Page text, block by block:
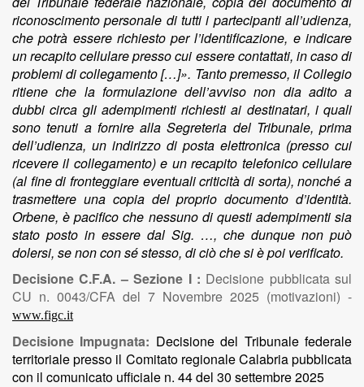
riconoscimento personale di tutti i partecipanti all’udienza,
che potrà essere richiesto per l’identificazione, e indicare
un recapito cellulare presso cui essere contattati, in caso di
problemi di collegamento […]». Tanto premesso, il Collegio
ritiene che la formulazione dell’avviso non dia adito a
dubbi circa gli adempimenti richiesti ai destinatari, i quali
sono tenuti a fornire alla Segreteria del Tribunale, prima
dell’udienza, un indirizzo di posta elettronica (presso cui
ricevere il collegamento) e un recapito telefonico cellulare
(al fine di fronteggiare eventuali criticità di sorta), nonché a
trasmettere una copia del proprio documento d’identità.
Orbene, è pacifico che nessuno di questi adempimenti sia
stato posto in essere dal Sig. …, che dunque non può
dolersi, se non con sé stesso, di ciò che si è poi verificato.
Decisione C.F.A. – Sezione I : Decisione pubblicata sul
CU n. 0043/CFA del 7 Novembre 2025 (motivazioni) -
www.figc.it
Decisione Impugnata: Decisionedel Tribunale federale
territoriale presso il Comitato regionale Calabria pubblicata
con il comunicato ufficiale n. 44 del 30 settembre 2025